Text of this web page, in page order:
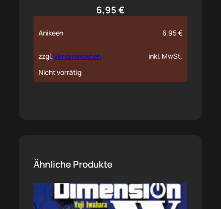
6,95€
Anikeen 6,95€
zzgl.Versandkosten
inkl. MwSt.
Nicht vorrätig
Ähnliche Produkte